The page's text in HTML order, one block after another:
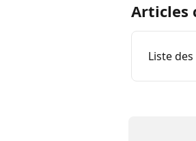
Articles
Liste